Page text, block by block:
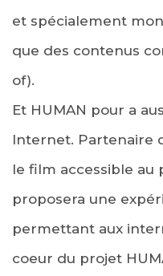
et spécialement
que des contenus
of).
Et HUMAN pour a
Internet. Partenaire
le film accessible
proposera une
permettant aux
coeur du projet